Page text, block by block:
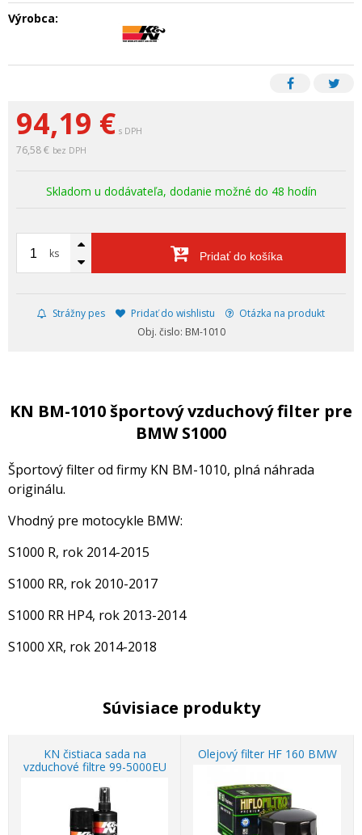
94,19 € s DPH
76,58 € bez DPH
Skladom u dodávateľa, dodanie možné do 48 hodín
ks Pridať do košíka
Strážny pes Pridať do wishlistu
Otázka na produkt
Obj. čislo: BM-1010
Výrobca:
KN BM-1010 športový vzduchový filter pre
BMW S1000
Športový filter od firmy KN BM-1010, plná náhrada
originálu.
Vhodný pre motocykle BMW:
S1000 R, rok 2014-2015
S1000 RR, rok 2010-2017
S1000 RR HP4, rok 2013-2014
S1000 XR, rok 2014-2018
Súvisiace produkty
KN čistiaca sada na
vzduchové filtre 99-5000EU
Olejový filter HF 160 BMW